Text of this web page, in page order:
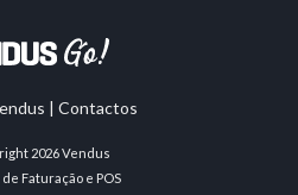
| Contactos
2026Vendus
Faturação e POS